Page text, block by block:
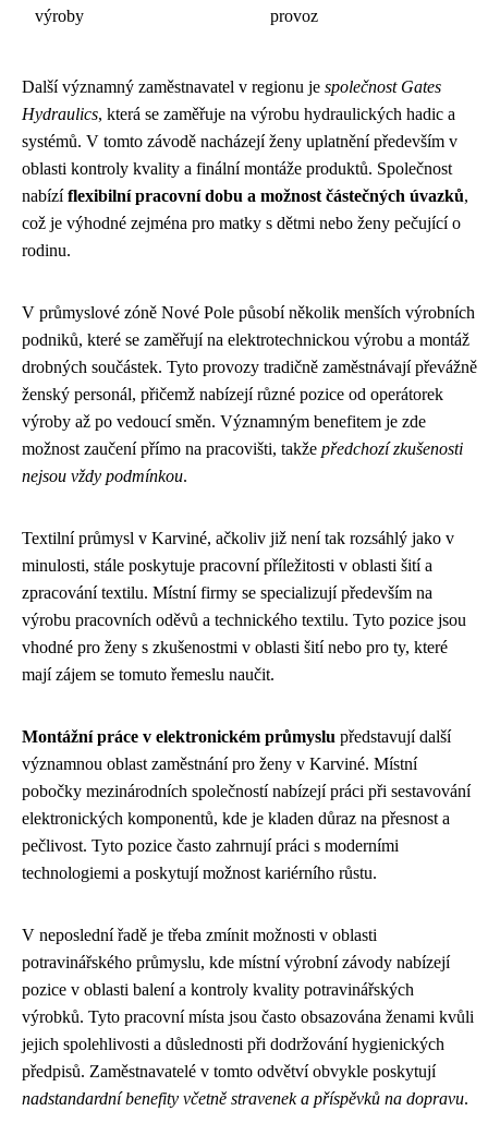
výroby
provoz
Další významný zaměstnavatel v regionu je společnost Gates
Hydraulics, která se zaměřuje na výrobu hydraulických hadic a
systémů. V tomto závodě nacházejí ženy uplatnění především v
oblasti kontroly kvality a finální montáže produktů. Společnost
nabízíflexibilní pracovní dobu a možnost částečných úvazků,
což je výhodné zejména pro matky s dětmi nebo ženy pečující o
rodinu.
V průmyslové zóně Nové Pole působí několik menších výrobních
podniků, které se zaměřují na elektrotechnickou výrobu a montáž
drobných součástek. Tyto provozy tradičně zaměstnávají převážně
ženský personál, přičemž nabízejí různé pozice od operátorek
výroby až po vedoucí směn. Významným benefitem je zde
možnost zaučení přímo na pracovišti, takže předchozí zkušenosti
nejsou vždy podmínkou.
Textilní průmysl v Karviné, ačkoliv již není tak rozsáhlý jako v
minulosti, stále poskytuje pracovní příležitosti v oblasti šití a
zpracování textilu. Místní firmy se specializují především na
výrobu pracovních oděvů a technického textilu. Tyto pozice jsou
vhodné pro ženy s zkušenostmi v oblasti šití nebo pro ty, které
mají zájem se tomuto řemeslu naučit.
Montážní práce v elektronickém průmyslu představují další
významnou oblast zaměstnání pro ženy v Karviné. Místní
pobočky mezinárodních společností nabízejí práci při sestavování
elektronických komponentů, kde je kladen důraz na přesnost a
pečlivost. Tyto pozice často zahrnují práci s moderními
technologiemi a poskytují možnost kariérního růstu.
V neposlední řadě je třeba zmínit možnosti v oblasti
potravinářského průmyslu, kde místní výrobní závody nabízejí
pozice v oblasti balení a kontroly kvality potravinářských
výrobků. Tyto pracovní místa jsou často obsazována ženami kvůli
jejich spolehlivosti a důslednosti při dodržování hygienických
předpisů. Zaměstnavatelé v tomto odvětví obvykle poskytují
nadstandardní benefity včetně stravenek a příspěvků na dopravu.